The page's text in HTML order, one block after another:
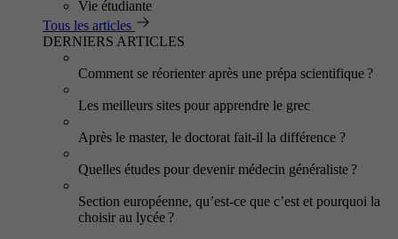
Vie étudiante
Tous les articles
DERNIERS ARTICLES
Comment se réorienter après une prépa scientifique ?
Les meilleurs sites pour apprendre le grec
Après le master, le doctorat fait-il la différence ?
Quelles études pour devenir médecin généraliste ?
Section européenne, qu’est-ce que c’est et pourquoi la
choisir au lycée ?